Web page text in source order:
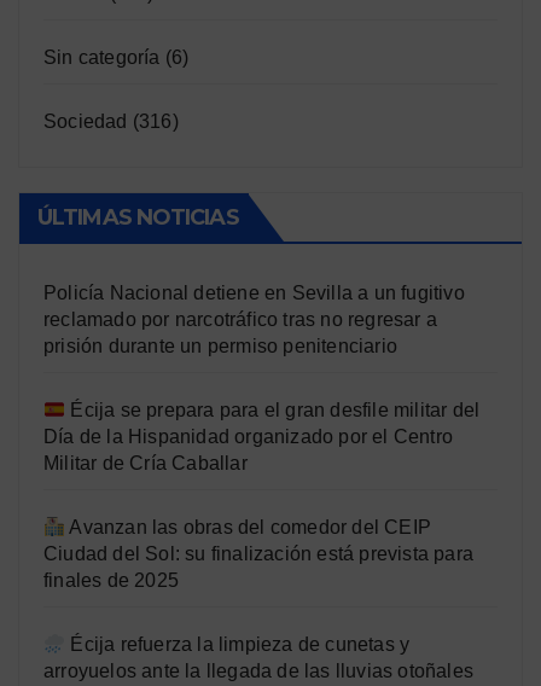
Sin categoría (6)
Sociedad (316)
ÚLTIMAS NOTICIAS
Policía Nacional detiene en Sevilla a un fugitivo
reclamado por narcotráfico tras no regresar a
prisión durante un permiso penitenciario
Écija se prepara para el gran desfile militar del
Día de la Hispanidad organizado por el Centro
Militar de Cría Caballar
Avanzan las obras del comedor del CEIP
Ciudad del Sol: su finalización está prevista para
finales de 2025
Écija refuerza la limpieza de cunetas y
arroyuelos ante la llegada de las lluvias otoñales